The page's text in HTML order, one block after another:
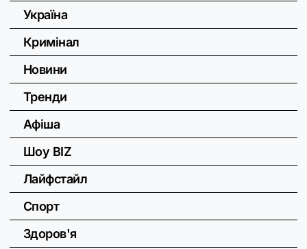
Україна
Кримінал
Новини
Тренди
Афіша
Шоу BIZ
Лайфстайл
Спорт
Здоров'я